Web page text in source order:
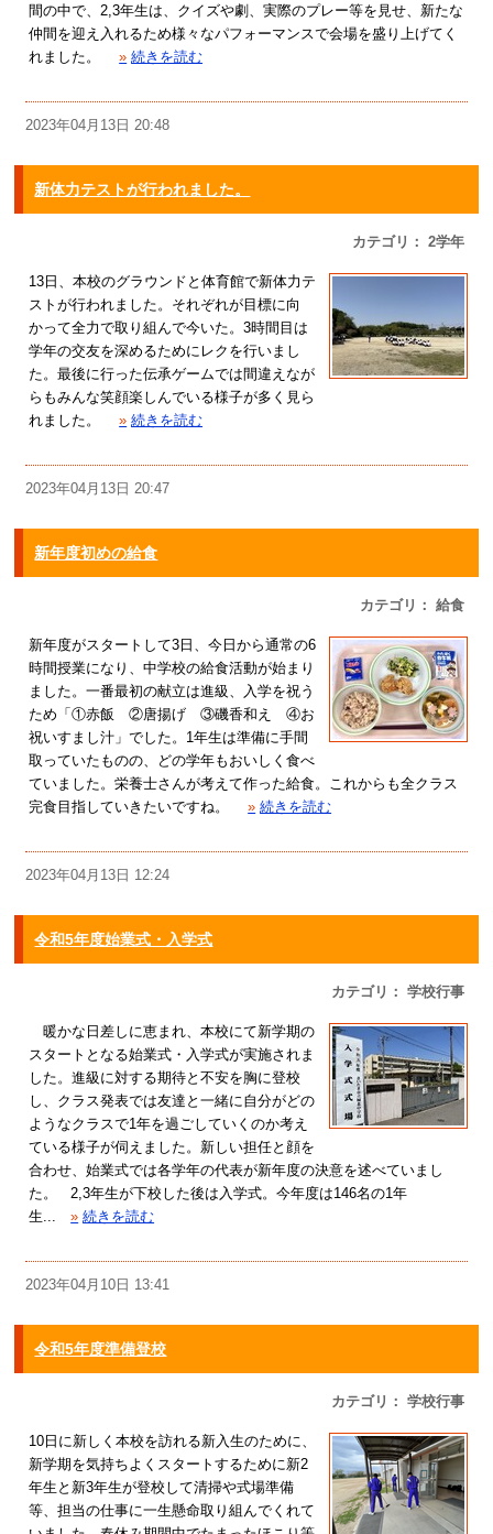
間の中で、2,3年生は、クイズや劇、実際のプレー等を見せ、新たな
仲間を迎え入れるため様々なパフォーマンスで会場を盛り上げてく
れました。
» 続きを読む
2023年04月13日 20:48
新体力テストが行われました。
カテゴリ： 2学年
13日、本校のグラウンドと体育館で新体力テ
ストが行われました。それぞれが目標に向
かって全力で取り組んで今いた。3時間目は
学年の交友を深めるためにレクを行いまし
た。最後に行った伝承ゲームでは間違えなが
らもみんな笑顔楽しんでいる様子が多く見ら
れました。
» 続きを読む
2023年04月13日 20:47
新年度初めの給食
カテゴリ： 給食
新年度がスタートして3日、今日から通常の6
時間授業になり、中学校の給食活動が始まり
ました。一番最初の献立は進級、入学を祝う
ため「①赤飯 ②唐揚げ ③磯香和え ④お
祝いすまし汁」でした。1年生は準備に手間
取っていたものの、どの学年もおいしく食べ
ていました。栄養士さんが考えて作った給食。これからも全クラス
完食目指していきたいですね。
» 続きを読む
2023年04月13日 12:24
令和5年度始業式・入学式
カテゴリ： 学校行事
暖かな日差しに恵まれ、本校にて新学期の
スタートとなる始業式・入学式が実施されま
した。進級に対する期待と不安を胸に登校
し、クラス発表では友達と一緒に自分がどの
ようなクラスで1年を過ごしていくのか考え
ている様子が伺えました。新しい担任と顔を
合わせ、始業式では各学年の代表が新年度の決意を述べていまし
た。 2,3年生が下校した後は入学式。今年度は146名の1年
生...
» 続きを読む
2023年04月10日 13:41
令和5年度準備登校
カテゴリ： 学校行事
10日に新しく本校を訪れる新入生のために、
新学期を気持ちよくスタートするために新2
年生と新3年生が登校して清掃や式場準備
等、担当の仕事に一生懸命取り組んでくれて